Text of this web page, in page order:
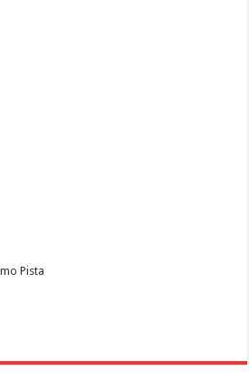
Pista